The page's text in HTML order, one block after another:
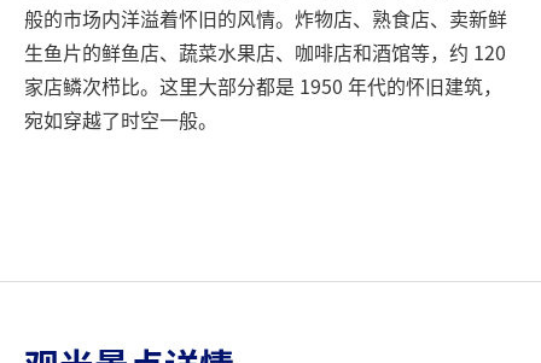
般的市场内洋溢着怀旧的风情。炸物店、熟食店、卖新鲜
生鱼片的鲜鱼店、蔬菜水果店、咖啡店和酒馆等，约 120
家店鳞次栉比。这里大部分都是 1950 年代的怀旧建筑，
宛如穿越了时空一般。